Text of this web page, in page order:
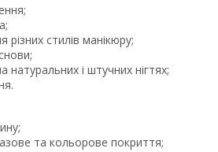
різних стилів манікюру;
і штучних нігтях;
та кольорове покриття;